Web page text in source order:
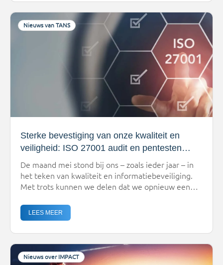
Nieuws van TANS
Sterke bevestiging van onze kwaliteit en
veiligheid: ISO 27001 audit en pentesten
succesvol afgerond
De maand mei stond bij ons – zoals ieder jaar – in
het teken van kwaliteit en informatiebeveiliging.
Met trots kunnen we delen dat we opnieuw een
27001-audit door DNV is succesvol afgerond, én
ook de jaarlijkse pentesten laten een duidelijke
LEES MEER
Nieuws over IMPACT